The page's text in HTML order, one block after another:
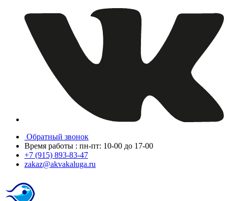
Обратный звонок
Время работы : пн-пт: 10-00 до 17-00
+7 (915) 893-83-47
zakaz@akvakaluga.ru